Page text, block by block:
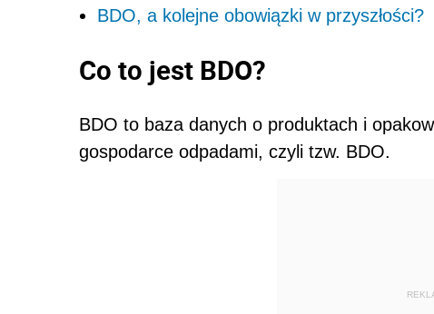
BDO, a kolejne obowiązki w przyszłości?
Co to jest BDO?
BDO to baza danych o produktach i
gospodarce odpadami, czyli tzw. BDO.